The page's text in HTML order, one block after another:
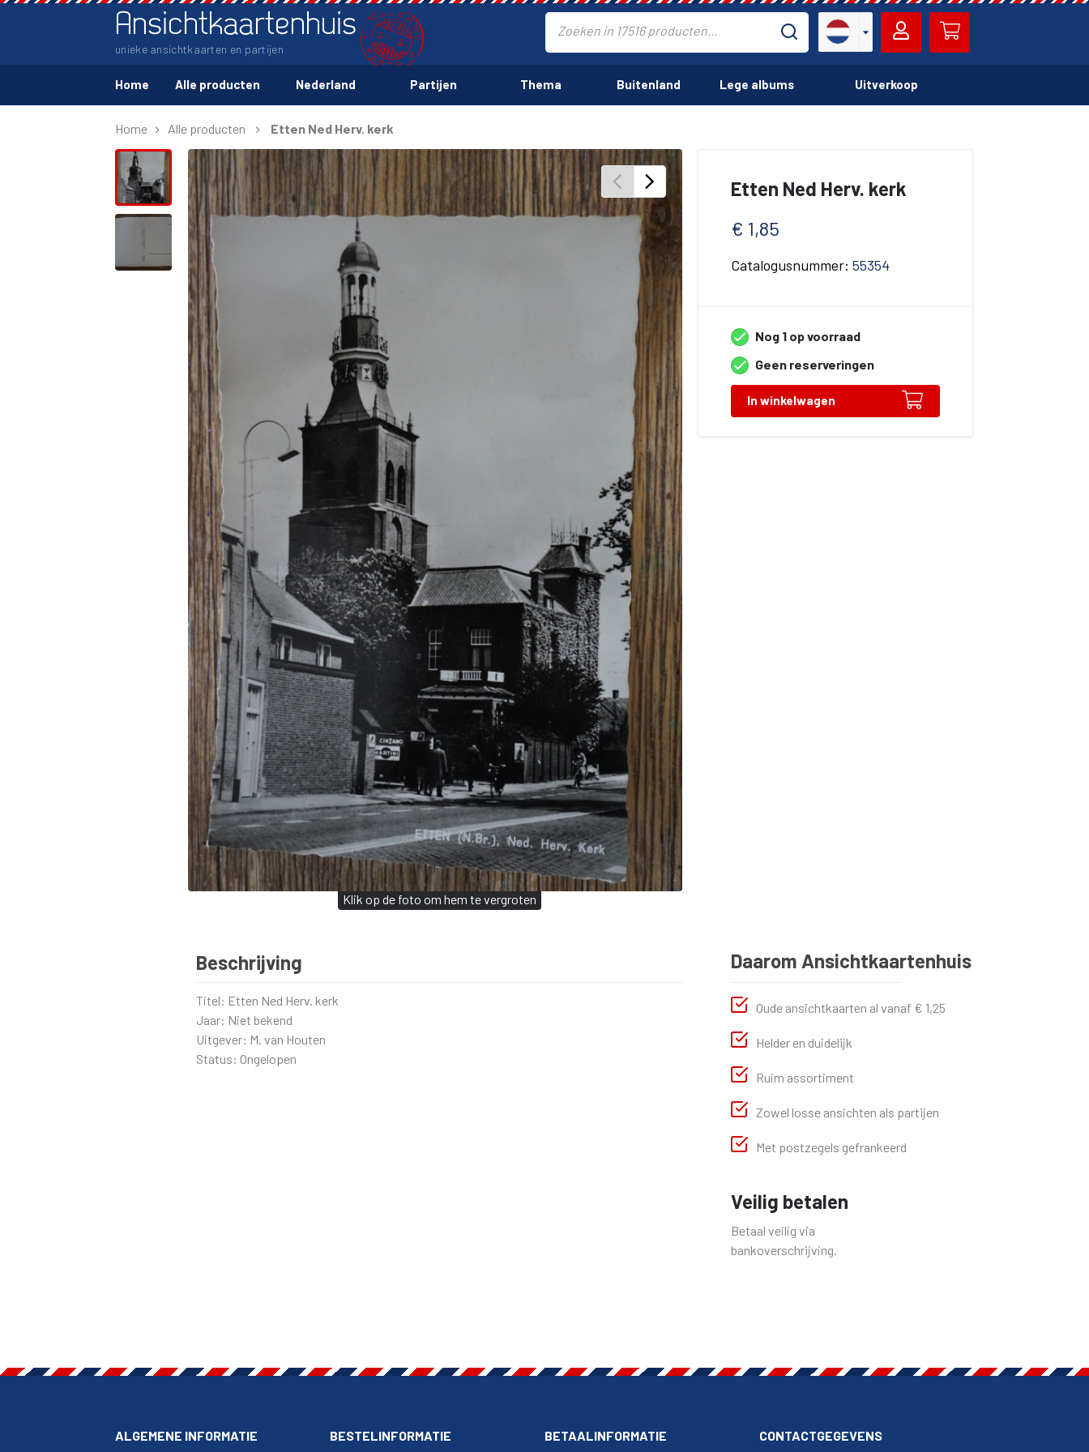
Ansichtkaartenhuis
unieke ansichtkaarten en partijen
Home Alle producten Nederland Partijen Thema Buitenland Lege albums Uitverkoop
Home Alle producten Etten Ned Herv. kerk
Klik op de foto om hem te vergroten
Etten Ned Herv. kerk
€ 1,85
Catalogusnummer: 55354
Nog 1 op voorraad
Geen reserveringen
In winkelwagen
Beschrijving
Titel: Etten Ned Herv. kerk
Jaar: Niet bekend
Uitgever: M. van Houten
Status: Ongelopen
Daarom Ansichtkaartenhuis
Oude ansichtkaarten al vanaf € 1,25
Helder en duidelijk
Ruim assortiment
Zowel losse ansichten als partijen
Met postzegels gefrankeerd
Veilig betalen
Betaal veilig via
bankoverschrijving.
ALGEMENE INFORMATIE BESTELINFORMATIE BETAALINFORMATIE CONTACTGEGEVENS